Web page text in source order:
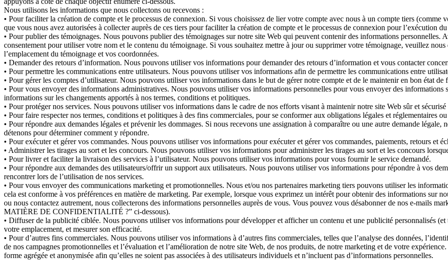
Nous utilisons les informations que nous collectons ou recevons :
• Pour faciliter la création de compte et le processus de connexion. Si vous choisissez de lier votre compte avec nous à un compte tiers
que vous nous avez autorisées à collecter auprès de ces tiers pour faciliter la création de compte et le processus de connexion pour l’exécution
• Pour publier des témoignages. Nous pouvons publier des témoignages sur notre site Web qui peuvent contenir des informations personnelles.
consentement pour utiliser votre nom et le contenu du témoignage. Si vous souhaitez mettre à jour ou supprimer votre témoignage, veuillez
l’emplacement du témoignage et vos coordonnées.
• Demander des retours d’information. Nous pouvons utiliser vos informations pour demander des retours d’information et vous contacter
• Pour permettre les communications entre utilisateurs. Nous pouvons utiliser vos informations afin de permettre les communications entre
• Pour gérer les comptes d’utilisateur. Nous pouvons utiliser vos informations dans le but de gérer notre compte et de le maintenir en bon état de
• Pour vous envoyer des informations administratives. Nous pouvons utiliser vos informations personnelles pour vous envoyer des
informations sur les changements apportés à nos termes, conditions et politiques.
• Pour protéger nos services. Nous pouvons utiliser vos informations dans le cadre de nos efforts visant à maintenir notre site Web sûr et
• Pour faire respecter nos termes, conditions et politiques à des fins commerciales, pour se conformer aux obligations légales et réglementaires
• Pour répondre aux demandes légales et prévenir les dommages. Si nous recevons une assignation à comparaître ou une autre demande légale,
détenons pour déterminer comment y répondre.
• Pour exécuter et gérer vos commandes. Nous pouvons utiliser vos informations pour exécuter et gérer vos commandes, paiements, retours et
• Administrer les tirages au sort et les concours. Nous pouvons utiliser vos informations pour administrer les tirages au sort et les concours
• Pour livrer et faciliter la livraison des services à l’utilisateur. Nous pouvons utiliser vos informations pour vous fournir le service demandé.
• Pour répondre aux demandes des utilisateurs/offrir un support aux utilisateurs. Nous pouvons utiliser vos informations pour répondre à vos
rencontrer lors de l’utilisation de nos services.
• Pour vous envoyer des communications marketing et promotionnelles. Nous et/ou nos partenaires marketing tiers pouvons utiliser les
cela est conforme à vos préférences en matière de marketing. Par exemple, lorsque vous exprimez un intérêt pour obtenir des informations sur
ou nous contactez autrement, nous collecterons des informations personnelles auprès de vous. Vous pouvez vous désabonner de nos e-mails
MATIÈRE DE CONFIDENTIALITÉ ?” ci-dessous).
• Diffuser de la publicité ciblée. Nous pouvons utiliser vos informations pour développer et afficher un contenu et une publicité personnalisés
votre emplacement, et mesurer son efficacité.
• Pour d’autres fins commerciales. Nous pouvons utiliser vos informations à d’autres fins commerciales, telles que l’analyse des données,
de nos campagnes promotionnelles et l’évaluation et l’amélioration de notre site Web, de nos produits, de notre marketing et de votre
forme agrégée et anonymisée afin qu’elles ne soient pas associées à des utilisateurs individuels et n’incluent pas d’informations personnelles.